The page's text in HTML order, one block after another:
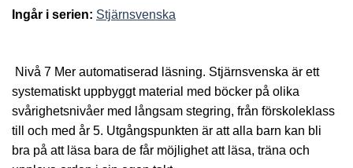
Ingår i serien: Stjärnsvenska
Nivå 7 Mer automatiserad läsning. Stjärnsvenska är ett
systematiskt uppbyggt material med böcker på olika
svårighetsnivåer med långsam stegring, från förskoleklass
till och med år 5. Utgångspunkten är att alla barn kan bli
bra på att läsa bara de får möjlighet att läsa, träna och